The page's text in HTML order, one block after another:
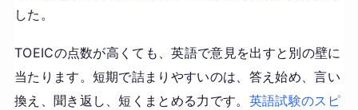
した。
TOEICの点数が高くても、英語で意見を出すと別の壁に
当たります。短期で詰まりやすいのは、答え始め、言い
換え、聞き返し、短くまとめる力です。 英語試験のスピ